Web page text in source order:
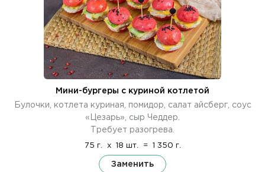
Мини-бургеры с куриной котлетой
Булочки, котлета куриная, помидор, салат айсберг, соус
«Цезарь», сыр Чеддер.
Требует разогрева.
75 г. x 18 шт. = 1 350 г.
Заменить